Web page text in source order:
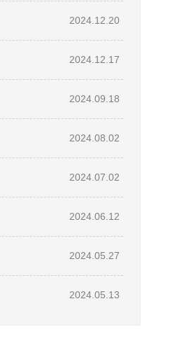
2024.12.20
2024.12.17
2024.09.18
2024.08.02
2024.07.02
2024.06.12
2024.05.27
2024.05.13